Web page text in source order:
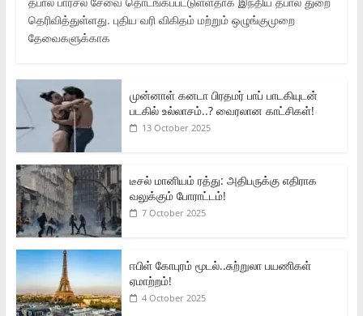
தெரிவித்துள்ளது. புதிய வரி விகிதம் மற்றும் ஒழுங்குமுறை
தேவைகளுக்காக
முன்னாள் கனடா பிரதமர் பாப் பாடகியுடன்
படகில் உல்லாசம்..? வைரலான காட்சிகள்!
13 October 2025
டீசல் மானியம் ரத்து: அதிபருக்கு எதிராக
வலுக்கும் போராட்டம்!
7 October 2025
ஈபிள் கோபுரம் மூடல்..சுற்றுலா பயணிகள்
ஏமாற்றம்!
4 October 2025